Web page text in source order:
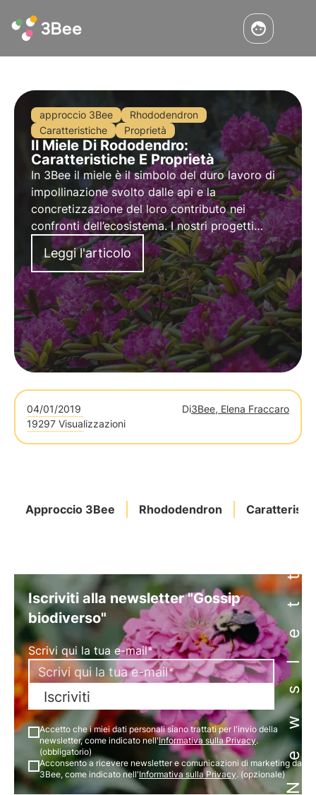
approccio 3Bee
Rhododendron
Caratteristiche
Proprietà
Il Miele Di Rododendro:
Caratteristiche E Proprietà
In 3Bee il miele è il simbolo del duro lavoro di
impollinazione svolto dalle api e la
concretizzazione del loro contributo nei
confronti dell’ecosistema. I nostri progetti
supportano la biodiversità e tramite i nostri
growers garantiscono un ambiente sano per gli
impollinatori.
Leggi l'articolo
04/01/2019 Di3Bee, Elena Fraccaro
19297 Visualizzazioni
Approccio 3Bee Rhododendron Newsletter
Iscriviti alla newsletter "Gossip
biodiverso"
Scrivi qui la tua e-mail*
Iscriviti
Accetto che i miei dati personali siano trattati per l'invio della
newsletter, come indicato nell'Informativa sulla Privacy.
(obbligatorio)
Acconsento a ricevere newsletter e comunicazioni di marketing da
3Bee, come indicato nell'Informativa sulla Privacy. (opzionale)